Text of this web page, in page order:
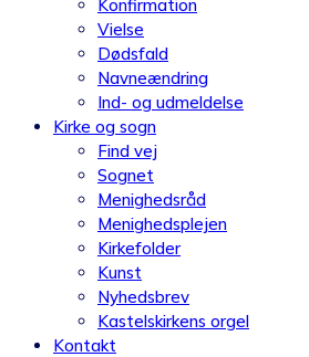
Konfirmation
Vielse
Dødsfald
Navneændring
Ind- og udmeldelse
Kirke og sogn
Find vej
Sognet
Menighedsråd
Menighedsplejen
Kirkefolder
Kunst
Nyhedsbrev
Kastelskirkens orgel
Kontakt